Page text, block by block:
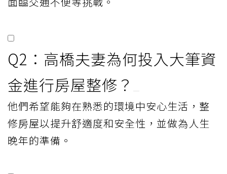
Q2：高橋夫妻為何投入大筆資
金進行房屋整修？
他們希望能夠在熟悉的環境中安心生活，整
修房屋以提升舒適度和安全性，並做為人生
晚年的準備。